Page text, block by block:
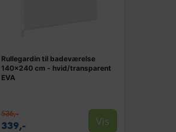
Rullegardin til badeværelse
140×240 cm - hvid/transparent
EVA
536,-
339,- Vis